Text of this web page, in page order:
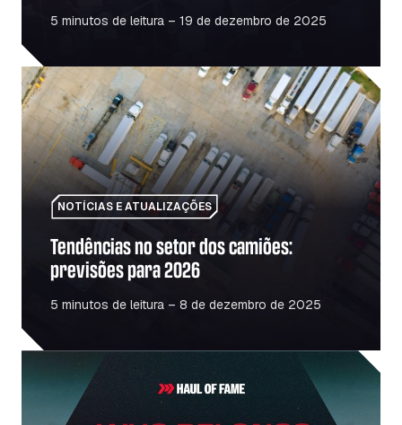
5 minutos de leitura – 19 de dezembro de 2025
Tendências no setor dos camiões: previsões para 2026
NOTÍCIAS E ATUALIZAÇÕES
Tendências no setor dos camiões:
previsões para 2026
5 minutos de leitura – 8 de dezembro de 2025
Haul Of Fame: Homenagem às pessoas e aos locais